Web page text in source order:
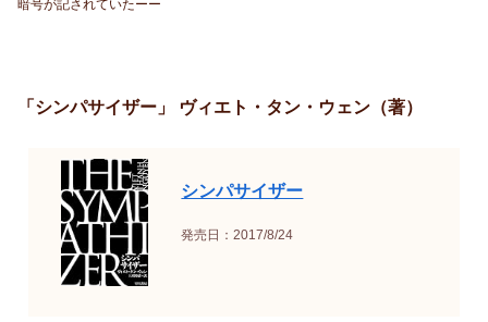
暗号が記されていたーー
「シンパサイザー」 ヴィエト・タン・ウェン（著）
シンパサイザー
発売日：2017/8/24